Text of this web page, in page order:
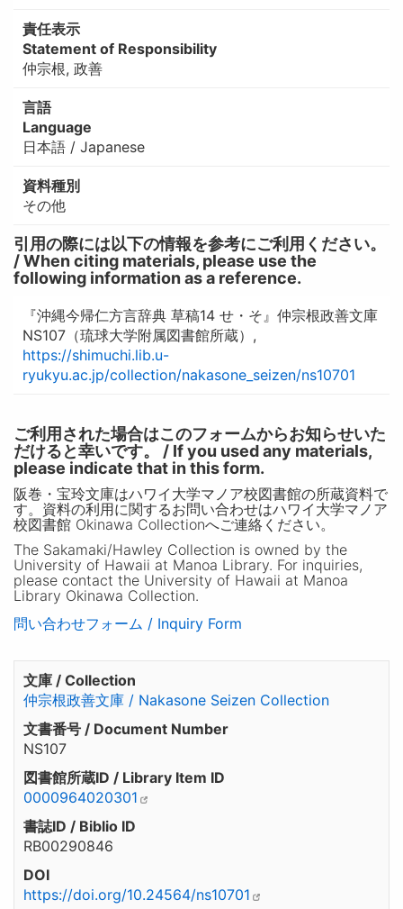
責任表示
Statement of Responsibility
仲宗根, 政善
言語
Language
日本語 / Japanese
資料種別
その他
引用の際には以下の情報を参考にご利用ください。
/ When citing materials, please use the
following information as a reference.
『沖縄今帰仁方言辞典 草稿14 せ・そ』仲宗根政善文庫
NS107（琉球大学附属図書館所蔵）,
https://shimuchi.lib.u-
ryukyu.ac.jp/collection/nakasone_seizen/ns10701
ご利用された場合はこのフォームからお知らせいた
だけると幸いです。 / If you used any materials,
please indicate that in this form.
阪巻・宝玲文庫はハワイ大学マノア校図書館の所蔵資料で
す。資料の利用に関するお問い合わせはハワイ大学マノア
校図書館 Okinawa Collectionへご連絡ください。
The Sakamaki/Hawley Collection is owned by the
University of Hawaii at Manoa Library. For inquiries,
please contact the University of Hawaii at Manoa
Library Okinawa Collection.
問い合わせフォーム / Inquiry Form
文庫 / Collection
仲宗根政善文庫 / Nakasone Seizen Collection
文書番号 / Document Number
NS107
図書館所蔵ID / Library Item ID
0000964020301
書誌ID / Biblio ID
RB00290846
DOI
https://doi.org/10.24564/ns10701